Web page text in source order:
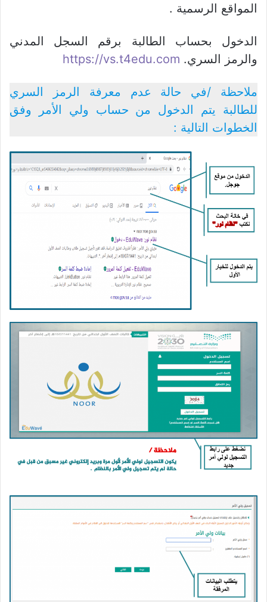
المواقع الرسمية .
الدخول بحساب الطالبة برقم السجل المدني
والرمز السري. https://vs.t4edu.com
ملاحظة /في حالة عدم معرفة الرمز السري
للطالبة يتم الدخول من حساب ولي الأمر وفق
الخطوات التالية :